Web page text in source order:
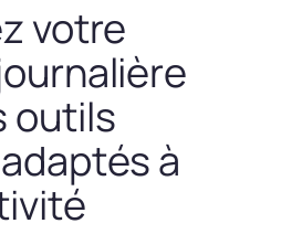
votre
outils
à